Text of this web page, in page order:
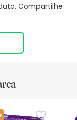
Compartilhe